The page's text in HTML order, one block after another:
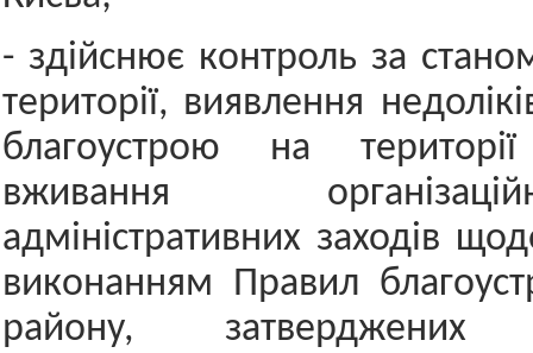
- здійснює контроль за
території, виявлення
благоустрою на
вживання
адміністративних заходів
виконанням Правил
району, затверджених